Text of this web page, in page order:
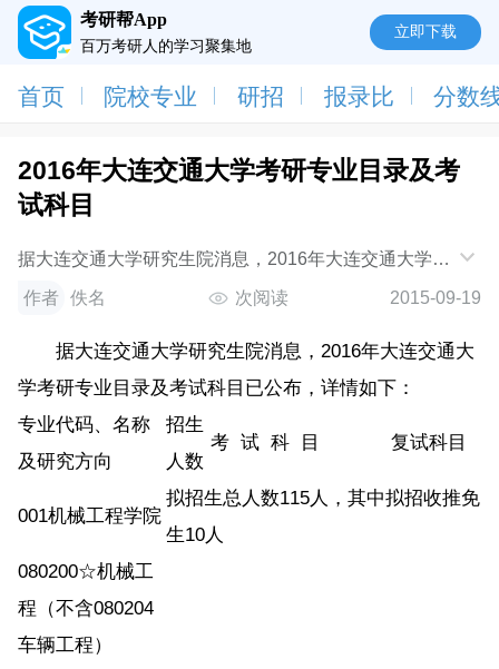
考研帮App
百万考研人的学习聚集地
立即下载
首页 院校专业 研招 报录比 分数
2016年大连交通大学考研专业目录及考
试科目
据大连交通大学研究生院消息，2016年大连交通大学考
研专业目录及考试科目已公布，详情如下：专业代码、
名称及研究方向招生人数考试科目复试科目0
作者 佚名 次阅读 2015-09-19
据大连交通大学研究生院消息，2016年大连交通大
学考研专业目录及考试科目已公布，详情如下：
专业代码、名称
及研究方向
招生
人数
考 试 科 目 复试科目
001机械工程学院
拟招生总人数115人，其中拟招收推免
生10人
080200☆机械工
程（不含080204
车辆工程）